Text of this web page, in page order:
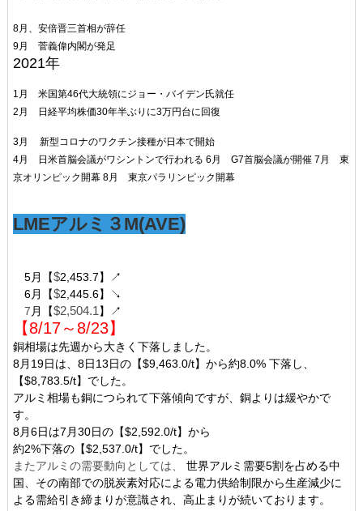
8月、安倍晋三首相が辞任
9月 菅義偉内閣が発足
2021年
1月 米国第46代大統領にジョー・バイデン氏就任
2月 日経平均株価30年半ぶりに3万円台に回復
3月
新型コロナのワクチン接種が日本で開始
4月 日米首脳会議がワシントンで行われる 6月 G7首脳会議が開催 7月 東
京オリンピック開幕 8月 東京パラリンピック開幕
LMEアルミ３ M(AVE)
5月【$2,453.7】
↗
6月【$2,445.6】
↘
7 月【$2,504.1 】 ↗
【8/17～8/23】
銅相場は先週から大きく下落しました。
8月19日は、8日13日の【$9,463 .0/t】から約8.0% 下落し、
【$8,783.5/t】でした。
アルミ相場も銅につられて下落傾向ですが、銅よりは緩やかで
す。
8月6日は7月30日の【$2,592.0/t】から
約2%下落の【$2,537.0/t】でした。
またアルミの需要動向としては、
世界アルミ需要5割を占める中
国、その南部での脱炭素対応による電力供給制限から生産減少に
よる需給引き締まりが意識され、高止まりが続いております。